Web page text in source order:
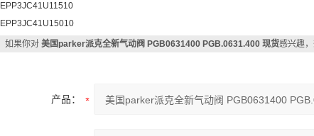
EPP3JC41U11510
EPP3JC41U15010
如果你对 美国parker派克全新气动阀 PGB0631400 PGB.0631.400 现货感兴趣
产品：